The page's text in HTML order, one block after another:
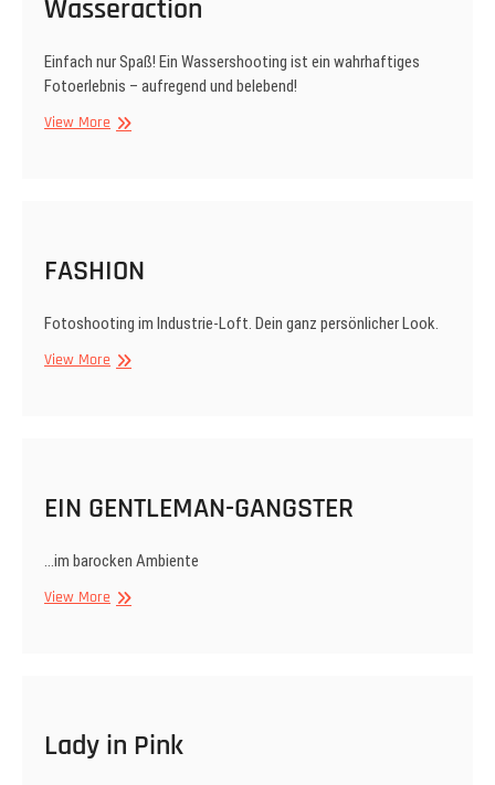
Wasseraction
Einfach nur Spaß! Ein Wassershooting ist ein wahrhaftiges
Fotoerlebnis – aufregend und belebend!
View MoreWasseraction
FASHION
Fotoshooting im Industrie-Loft. Dein ganz persönlicher Look.
View MoreFASHION
EIN GENTLEMAN-GANGSTER
…im barocken Ambiente
View MoreEIN
Lady in Pink